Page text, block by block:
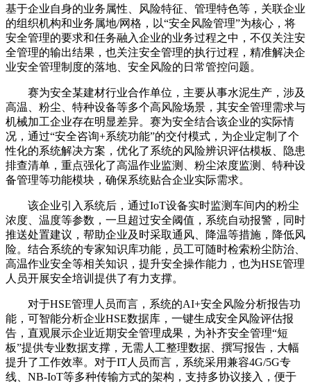
基于企业自身的业务属性、风险特征、管理特色等，关联企业
的组织机构和业务属地/网格，以“安全风险管理”为核心，将
安全管理的要求和任务融入企业的业务过程之中，不仅关注安
全管理的输出结果，也关注安全管理的执行过程，精准解决企
业安全管理制度的落地、安全风险的日常管控问题。
赛为安全某建材行业合作单位，主要从事水泥生产，涉及
高温、粉尘、特种设备等多个高风险场景，其安全管理需求与
机械加工企业存在明显差异。赛为安全结合该企业的实际情
况，通过“安全咨询+系统功能”的交付模式，为企业定制了个
性化的系统解决方案，优化了系统的风险辨识评估模板、隐患
排查清单，重点强化了高温作业监测、粉尘浓度监测、特种设
备管理等功能模块，确保系统贴合企业实际需求。
该企业引入系统后，通过IoT设备实时监测车间内的粉尘
浓度、温度等参数，一旦超过安全阈值，系统自动报警，同时
推送处置建议，帮助企业及时采取通风、降温等措施，降低风
险。结合系统的专家知识库功能，员工可随时检索粉尘防治、
高温作业安全等相关知识，提升安全操作能力，也为HSE管理
人员开展安全培训提供了有力支撑。
对于HSE管理人员而言，系统的AI+安全风险分析报告功
能，可智能分析企业HSE数据库，一键生成安全风险评估报
告，直观展示企业近期安全管理成果，为补齐安全管理“短
板”提供专业数据支撑，无需人工整理数据、撰写报告，大幅
提升了工作效率。对于IT人员而言，系统采用兼容4G/5G专
线、NB-IoT等多种传输方式的架构，支持多协议接入，便于